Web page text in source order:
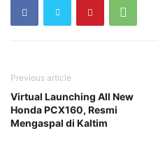
Previous article
Virtual Launching All New
Honda PCX160, Resmi
Mengaspal di Kaltim